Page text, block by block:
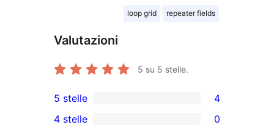
loop grid repeater fields
Valutazioni
5 su 5 stelle.
4
recensioni
5 stelle 4
4 stelle 0